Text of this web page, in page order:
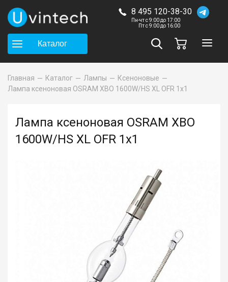
8 495 120-38-30
Пн-чт с 9:00 до 17:00
Пт с 9:00 до 16:00
Каталог
Главная Каталог Лампы
Ксеноновые
Лампа ксеноновая OSRAM XBO 1600W/HS XL OFR 1x1
Лампа ксеноновая OSRAM XBO
1600W/HS XL OFR 1x1